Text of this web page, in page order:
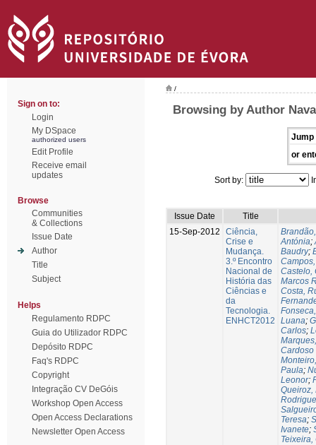
Sign on to:
Login
My DSpace
authorized users
Edit Profile
Receive email
updates
Browse
Communities
& Collections
Issue Date
Author
Title
Subject
Helps
Regulamento RDPC
Guia do Utilizador RDPC
Depósito RDPC
Faq's RDPC
Copyright
Integração CV DeGóis
Workshop Open Access
Open Access Declarations
Newsletter Open Access
/
Browsing by Author
Jump
or
Sort by:
Issue Date
Title
15-Sep-2012
Ciência,
Crise e
Mudança.
3.º Encontro
Nacional de
História das
Ciências e
da
Tecnologia.
ENHCT2012
Antónia;
Baudry;
Castelo,
Marcos
Costa,
Luana;
Carlos;
Cardoso
Paula;
Leonor;
Queiroz,
Teresa;
Ivanete;